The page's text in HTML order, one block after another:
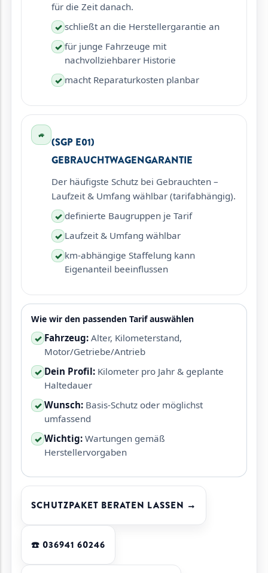
für die Zeit danach.
✓ schließt an die Herstellergarantie an
✓ für junge Fahrzeuge mit
nachvollziehbarer Historie
✓ macht Reparaturkosten planbar
🚙
(SGP E01)
GEBRAUCHTWAGENGARANTIE
Der häufigste Schutz bei Gebrauchten –
Laufzeit & Umfang wählbar (tarifabhängig).
✓ definierte Baugruppen je Tarif
✓ Laufzeit & Umfang wählbar
✓ km-abhängige Staffelung kann
Eigenanteil beeinflussen
Wie wir den passenden Tarif auswählen
✓ Fahrzeug: Alter, Kilometerstand,
Motor/Getriebe/Antrieb
✓ Dein Profil: Kilometer pro Jahr & geplante
Haltedauer
✓ Wunsch: Basis-Schutz oder möglichst
umfassend
✓ Wichtig: Wartungen gemäß
Herstellervorgaben
SCHUTZPAKET BERATEN LASSEN →
☎️ 036941 60246